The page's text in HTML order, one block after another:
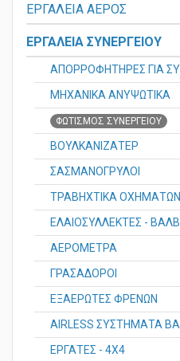
ΕΡΓΑΛΕΙΑ ΑΕΡΟΣ
ΕΡΓΑΛΕΙΑ ΣΥΝΕΡΓΕΙΟΥ
ΑΠΟΡΡΟΦΗΤΗΡΕΣ ΓΙΑ
ΜΗΧΑΝΙΚΑ ΑΝΥΨΩΤΙΚΑ
ΦΩΤΙΣΜOΣ ΣΥΝΕΡΓΕΙΟΥ
ΒΟΥΛΚΑΝΙΖΑΤΕΡ
ΣΑΣΜΑΝΟΓΡΥΛΟΙ
ΤΡΑΒΗΧΤΙΚΑ
ΕΛΑΙΟΣΥΛΛΕΚΤΕΣ -
ΑΕΡΟΜΕΤΡΑ
ΓΡΑΣΑΔΟΡΟΙ
ΕΞΑΕΡΩΤΕΣ ΦΡΕΝΩΝ
AIRLESS ΣΥΣΤΗΜΑΤΑ
ΕΡΓΑΤΕΣ - 4X4